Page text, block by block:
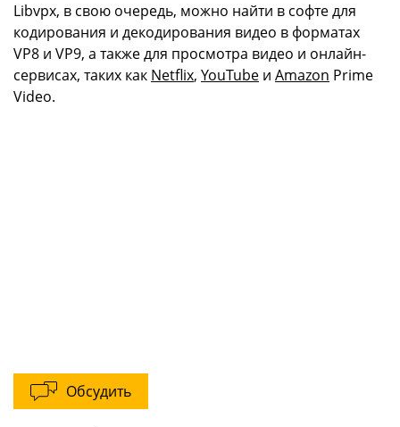
Libvpx, в свою очередь, можно найти в софте для
кодирования и декодирования видео в форматах
VP8 и VP9, а также для просмотра видео и онлайн-
сервисах, таких как Netflix, YouTube и Amazon Prime
Video.
Обсудить